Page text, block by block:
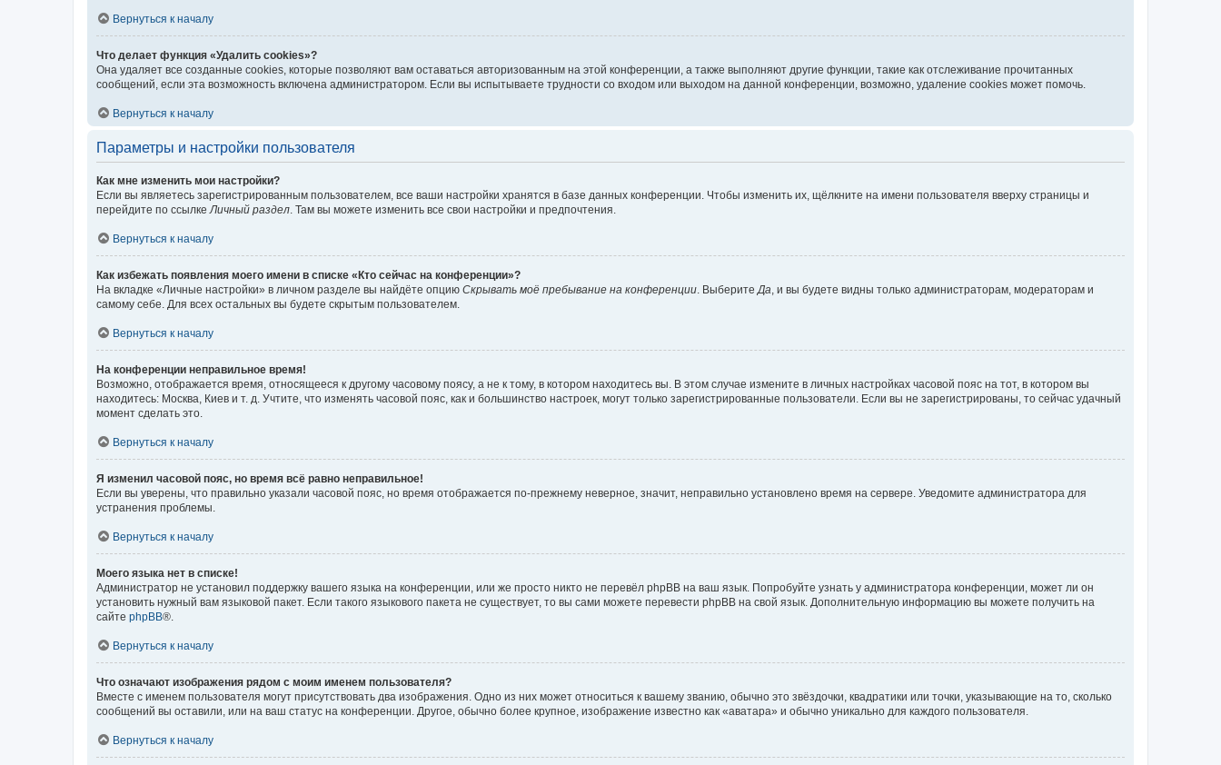
Вернуться к началу
Что делает функция «Удалить cookies»?
Она удаляет все созданные cookies, которые позволяют вам оставаться авторизованным на этой конференции, а также выполняют другие функции, такие как отслеживание прочитанных
сообщений, если эта возможность включена администратором. Если вы испытываете трудности со входом или выходом на данной конференции, возможно, удаление cookies может помочь.
Вернуться к началу
Параметры и настройки пользователя
Как мне изменить мои настройки?
Если вы являетесь зарегистрированным пользователем, все ваши настройки хранятся в базе данных конференции. Чтобы изменить их, щёлкните на имени пользователя вверху страницы и
перейдите по ссылкеЛичный раздел. Там вы можете изменить все свои настройки и предпочтения.
Вернуться к началу
Как избежать появления моего имени в списке «Кто сейчас на конференции»?
На вкладке «Личные настройки» в личном разделе вы найдёте опцию Скрывать моё пребывание на конференции. ВыберитеДа, и вы будете видны только администраторам, модераторам и
самому себе. Для всех остальных вы будете скрытым пользователем.
Вернуться к началу
На конференции неправильное время!
Возможно, отображается время, относящееся к другому часовому поясу, а не к тому, в котором находитесь вы. В этом случае измените в личных настройках часовой пояс на тот, в котором вы
находитесь: Москва, Киев и т. д. Учтите, что изменять часовой пояс, как и большинство настроек, могут только зарегистрированные пользователи. Если вы не зарегистрированы, то сейчас удачный
момент сделать это.
Вернуться к началу
Я изменил часовой пояс, но время всё равно неправильное!
Если вы уверены, что правильно указали часовой пояс, но время отображается по-прежнему неверное, значит, неправильно установлено время на сервере. Уведомите администратора для
устранения проблемы.
Вернуться к началу
Моего языка нет в списке!
Администратор не установил поддержку вашего языка на конференции, или же просто никто не перевёл phpBB на ваш язык. Попробуйте узнать у администратора конференции, может ли он
установить нужный вам языковой пакет. Если такого языкового пакета не существует, то вы сами можете перевести phpBB на свой язык. Дополнительную информацию вы можете получить на
сайте phpBB®.
Вернуться к началу
Что означают изображения рядом с моим именем пользователя?
Вместе с именем пользователя могут присутствовать два изображения. Одно из них может относиться к вашему званию, обычно это звёздочки, квадратики или точки, указывающие на то, сколько
сообщений вы оставили, или на ваш статус на конференции. Другое, обычно более крупное, изображение известно как «аватара» и обычно уникально для каждого пользователя.
Вернуться к началу